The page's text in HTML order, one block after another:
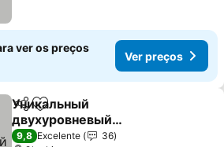
ver os preços
Ver preços
PartilharAdicionar aos favoritos
Уникальный
двухуровневый
пентхаус с террасой
Ver preços
9,8 Excelente
36